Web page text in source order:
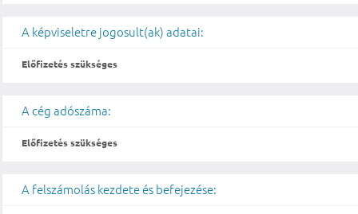
A képviseletre jogosult(ak) adatai:
Előfizetés szükséges
A cég adószáma:
Előfizetés szükséges
A felszámolás kezdete és befejezése: